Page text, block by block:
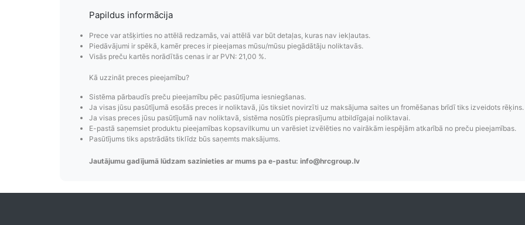
Pasūtījumu izsekošana
Pasūtījumu statusa maiņas paziņojumi, piegādes
izsekošana, pasūtījumu re-order u.c.
Visi pieejamie piegādes veidi un to
bez lietotāja konta
Papildus informācija
Prece var atšķirties no attēlā redzamās, vai attēlā var būt detaļas, kuras nav iekļautas.
Piedāvājumi ir spēkā, kamēr preces ir pieejamas mūsu/mūsu piegādātāju noliktavās.
Visās preču kartēs norādītās cenas ir ar PVN: 21,00 %.
Kā uzzināt preces pieejamību?
Sistēma pārbaudīs preču pieejamību pēc pasūtījuma iesniegšanas.
Ja visas jūsu pasūtījumā esošās preces ir noliktavā, jūs tiksiet novirzīti uz maksājuma saites un fromēšanas brīdī tiks izveidots rēķins.
Ja visas preces jūsu pasūtījumā nav noliktavā, sistēma nosūtīs pieprasījumu atbildīgajai noliktavai.
E-pastā saņemsiet produktu pieejamības kopsavilkumu un varēsiet izvēlēties no vairākām iespējām atkarībā no preču pieejamības.
Pasūtījums tiks apstrādāts tiklīdz būs saņemts maksājums.
Jautājumu gadījumā lūdzam sazinieties ar mums pa e-pastu: info@hrcgroup.lv